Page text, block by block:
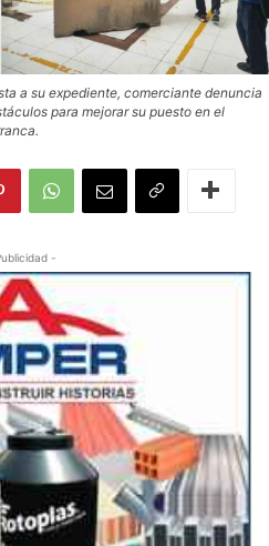
a su expediente, comerciante denuncia
para mejorar su puesto en el
-